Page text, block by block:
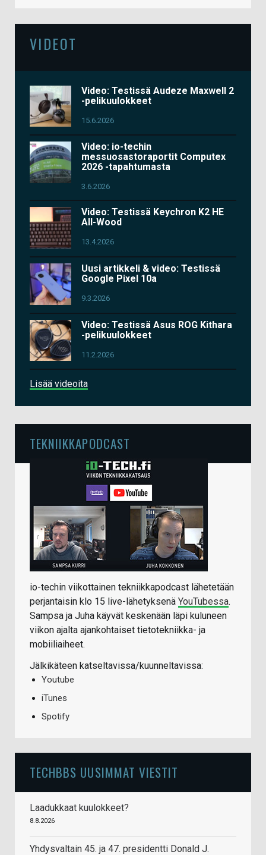
VIDEOT
Video: Testissä Audeze Maxwell 2
-pelikuulokkeet
15.6.2026
Video: io-techin
messuosastoraportit Computex
2026 -tapahtumasta
3.6.2026
Video: Testissä Keychron K2 HE
All-Wood
13.4.2026
Uusi artikkeli & video: Testissä
Google Pixel 10a
9.3.2026
Video: Testissä Asus ROG Kithara
-pelikuulokkeet
11.2.2026
Lisää videoita
TEKNIIKKAPODCAST
io-techin viikottainen tekniikkapodcast lähetetään
perjantaisin klo 15 live-lähetyksenä YouTubessa.
Sampsa ja Juha käyvät keskenään läpi kuluneen
viikon ajalta ajankohtaiset tietotekniikka- ja
mobiiliaiheet.
Jälkikäteen katseltavissa/kuunneltavissa:
Youtube
iTunes
Spotify
TECHBBS UUSIMMAT VIESTIT
Laadukkaat kuulokkeet?
8.8.2026
Yhdysvaltain 45. ja 47. presidentti Donald J.